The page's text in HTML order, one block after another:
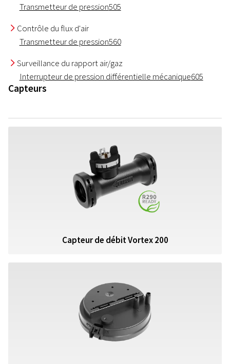
Transmetteur de pression505
I Contrôle du flux d'air
Transmetteur de pression560
I Surveillance du rapport air/gaz
Interrupteur de pression différentielle mécanique605
Capteurs
Capteur de débit Vortex 200